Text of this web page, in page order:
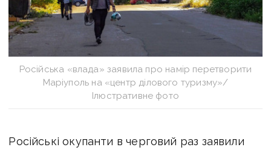
Російська «влада» заявила про намір перетворити
Маріуполь на «центр ділового туризму»/
Ілюстративне фото
Російські окупанти в черговий раз заявили